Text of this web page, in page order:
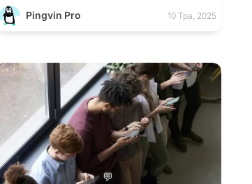
приємну ціну (менше як $500 у себе на
батьківщині). Якщо ви хочете купити телефон
Pingvin Pro 10 Тра, 2025
💬